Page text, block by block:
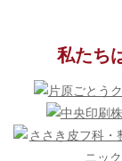
私たち